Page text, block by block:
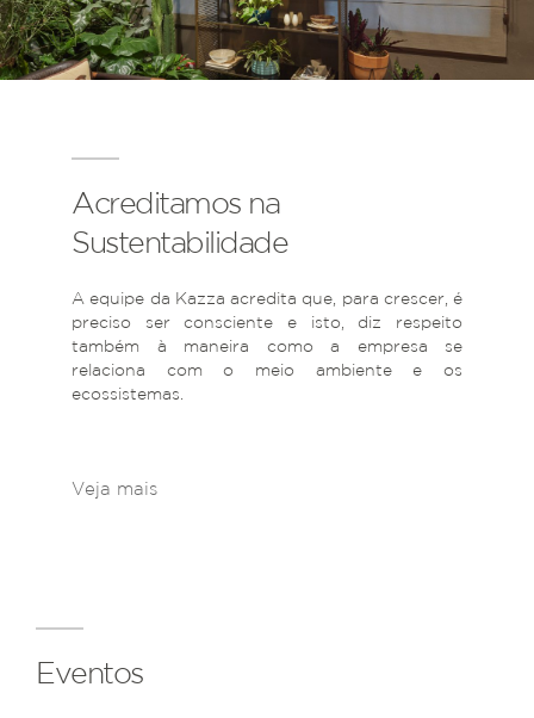
Acreditamos na
Sustentabilidade
A equipe da Kazza acredita que, para crescer, é
preciso ser consciente e isto, diz respeito
também à maneira como a empresa se
relaciona com o meio ambiente e os
ecossistemas.
Veja mais
Eventos